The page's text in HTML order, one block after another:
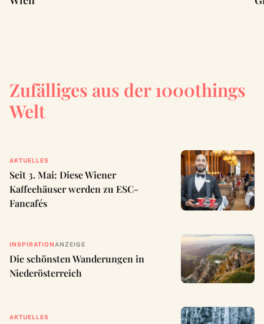
Zufälliges aus der 1000things
Welt
AKTUELLES
Seit 3. Mai: Diese Wiener
Kaffeehäuser werden zu ESC-
Fancafés
INSPIRATION ANZEIGE
Die schönsten Wanderungen in
Niederösterreich
AKTUELLES